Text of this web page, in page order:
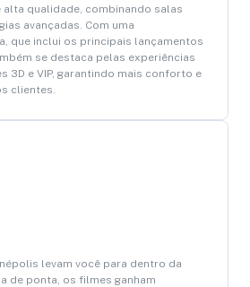
qualidade, combinando salas
avançadas. Com uma
que inclui os principais lançamentos
se destaca pelas experiências
3D e VIP, garantindo mais conforto e
clientes.
levam você para dentro da
de ponta, os filmes ganham